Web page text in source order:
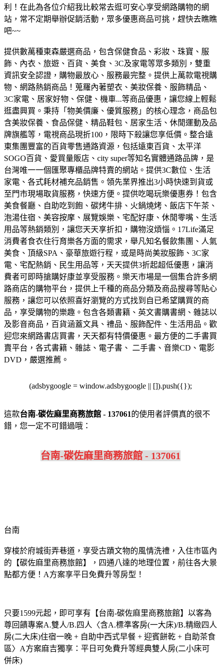
利！在此為各位介紹我比較常去逛可安心享受網路購物的網
站，常不定期舉辦促銷活動，眾多優惠商品可挑，趕快去瞧瞧
吧~~
提供數萬種東森嚴選商品，包含保健食品、彩妝、珠寶、服
飾、內衣、旅遊、百貨、美食、3C及家電等眾多類別，雙重
資訊安全認證，購物最放心、服務最完整。 提供上萬款電視購
物、網路熱銷商品！蒐羅內著塑衣、美妝保養、服飾精品、
3C家電、居家好物、保健、機車...等商品優惠，讓您線上輕鬆
逛盡興買。 秉持「物美價廉、優質服務」的核心理念，商品包
含美妝保養、食品保健、精品鞋包、居家生活、休閒運動及品
牌旗艦等，電視商品現折100，限時下殺讓您享低價。 整合遠
東集團豐富的百貨零售通路資源，包括遠東百貨、太平洋
SOGO百貨、愛買量販店、city super等知名實體通路品牌，是
台灣唯一一個匯聚專櫃品牌特賣的網站。 提供3C數位、生活
家電、各式耗材補充品銷售。領先業界推出3小時快速到貨或
至門市現場取貨服務，快速方便。 提供吃喝玩樂優惠券！包含
美食餐廳、自助吃到飽、碳烤牛排、火鍋燒烤、飯店下午茶、
泡湯住宿、美容按摩、展覽娛樂、宅配好康、休閒零嘴、生活
用品等熱銷類別，讓您天天享折扣，購物沒煩惱。 17Life滿足
消費者食衣住行育樂各方面的需求，舉凡知名餐飲集團、人氣
美食、頂級SPA、豪華旅遊行程，或是時尚美妝服飾、3C家
電、宅配熱銷、民生用品等，天天提供3折起超低優惠，讓消
費者可即時搶購好康並享受服務。 樂天市場是一個集合許多網
路商店的購物平台，提供上千種的商品分類及商品搜尋等貼心
服務，讓您可以依照喜好瀏覽的方式找到自已希望購買的商
品，享受購物的樂趣。 包含各類書籍、英文書購書網、雜誌以
及影音商品，百貨涵蓋文具、禮品、服飾配件、生活用品。歡
迎您來網路書店買書，天天都有特價優惠。 最方便的二手書買
賣平台，各式書籍、雜誌、電子書、 二手書、音樂CD、電影
DVD，嚴選推薦。
(adsbygoogle = window.adsbygoogle || []).push({});
這款台南-碳佐麻里商務旅館 - 137061的使用者評價真的很不
錯，您一定不可錯過哦：
台南-碳佐麻里商務旅館 - 137061
台南
穿梭於府城街弄巷道，享受古蹟文物的風情洗禮，入住市區內
的【碳佐麻里商務旅館】，四通八達的地理位置，前往各大景
點都方便！A方案享平日免費升等房型！
只要1599元起，即可享有【台南-碳佐麻里商務旅館】以客為
尊回饋專案A.雙人/B.四人〈含A.標準客房(一大床)/B.精緻四人
房(二大床)住宿一晚 + 自助中西式早餐 + 迎賓餅乾 + 自助茶食
區〉A方案麻吉獨享：平日可免費升等經典雙人房(二小床可
併床)